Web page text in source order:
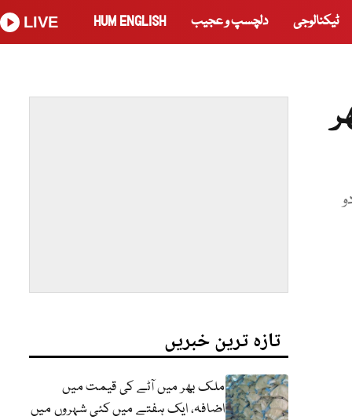
ٹیکنالوجی دلچسپ و عجیب HUM ENGLISH
LIVE
تازہ ترین خبریں
ملک بھر میں آٹے کی قیمت میں
اضافہ، ایک ہفتے میں کئی شہروں میں